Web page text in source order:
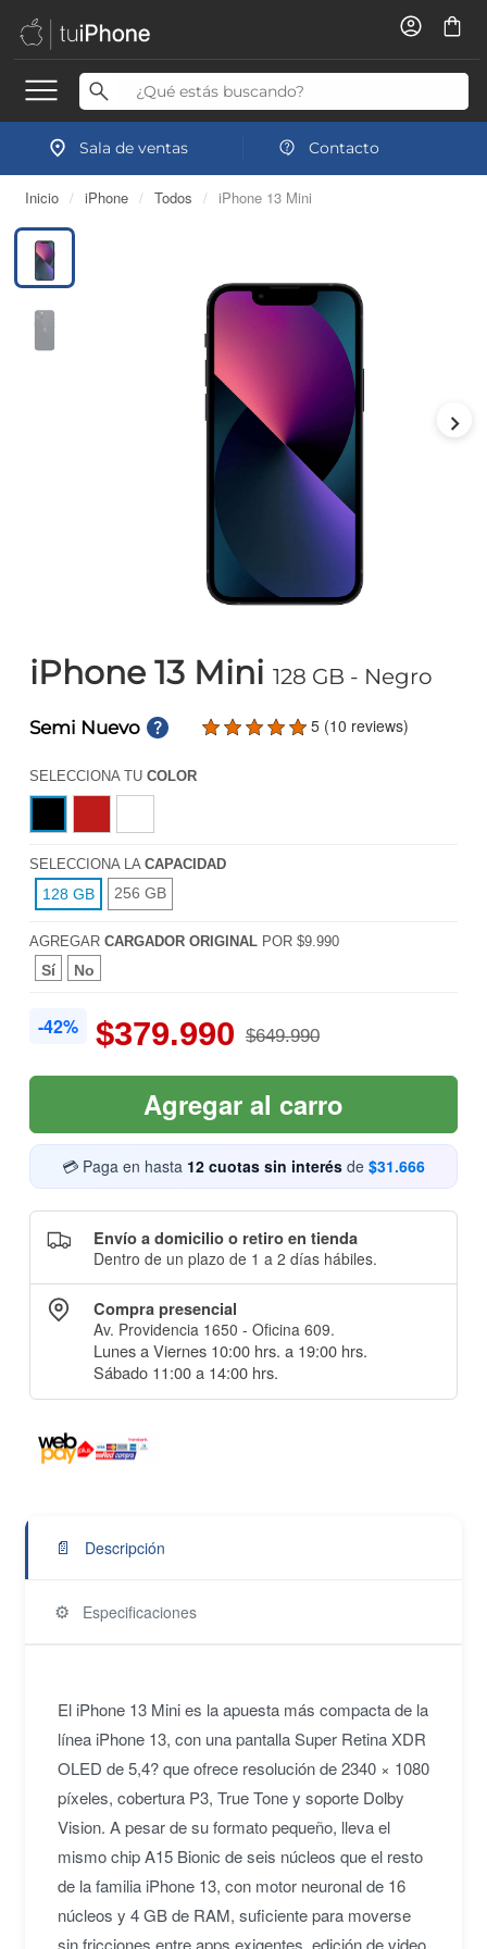
Sala de ventas Contacto
Inicio / iPhone / Todos / iPhone 13 Mini
iPhone 13 Mini 128 GB - Negro
Semi Nuevo 5 (10 reviews)
SELECCIONA TU COLOR
SELECCIONA LA CAPACIDAD
128 GB 256 GB
AGREGAR CARGADOR ORIGINALPOR $9.990
Sí No
-42% $379.990 $649.990
Agregar al carro
💳 Paga en hasta 12 cuotas sin interés de $31.666
Envío a domicilio o retiro en tienda
Dentro de un plazo de 1 a 2 días hábiles.
Compra presencial
Av. Providencia 1650 - Oficina 609.
Lunes a Viernes 10:00 hrs. a 19:00 hrs.
Sábado 11:00 a 14:00 hrs.
📄 Descripción
⚙️ Especificaciones
El iPhone 13 Mini es la apuesta más compacta de la
línea iPhone 13, con una pantalla Super Retina XDR
OLED de 5,4? que ofrece resolución de 2340 × 1080
píxeles, cobertura P3, True Tone y soporte Dolby
Vision. A pesar de su formato pequeño, lleva el
mismo chip A15 Bionic de seis núcleos que el resto
de la familia iPhone 13, con motor neuronal de 16
núcleos y 4 GB de RAM, suficiente para moverse
sin fricciones entre apps exigentes, edición de video